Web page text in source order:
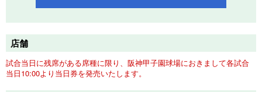
店舗
試合当日に残席がある席種に限り、阪神甲子園球場におきまして各試合
当日10:00より当日券を発売いたします。